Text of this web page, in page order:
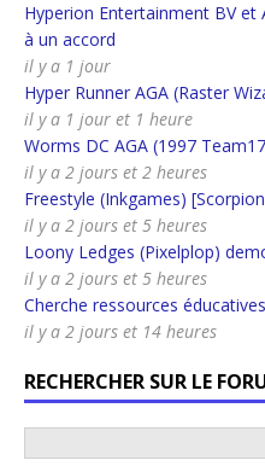
Hyperion Entertainment BV
à un accord
il y a 1 jour
Hyper Runner AGA (Raster
il y a 1 jour et 1 heure
Worms DC AGA (1997
il y a 2 jours et 2 heures
Freestyle (Inkgames)
il y a 2 jours et 5 heures
Loony Ledges (Pixelplop)
il y a 2 jours et 5 heures
Cherche ressources
il y a 2 jours et 14 heures
RECHERCHER SUR LE